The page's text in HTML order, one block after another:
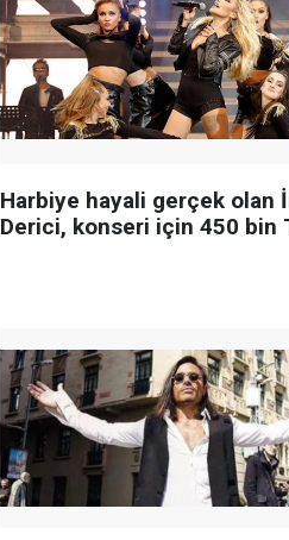
Harbiye hayali gerçek olan
Derici, konseri için 450 bin